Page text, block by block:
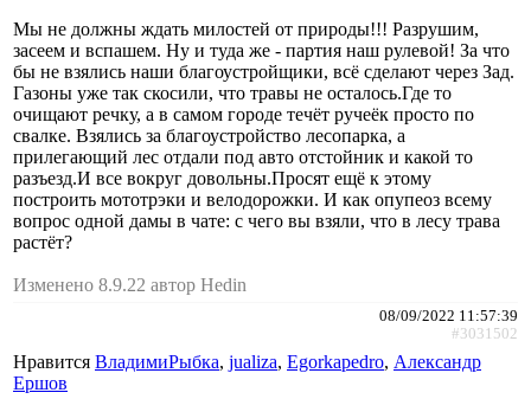
Мы не должны ждать милостей от природы!!! Разрушим,
засеем и вспашем. Ну и туда же - партия наш рулевой! За что
бы не взялись наши благоустройщики, всё сделают через Зад.
Газоны уже так скосили, что травы не осталось.Где то
очищают речку, а в самом городе течёт ручеёк просто по
свалке. Взялись за благоустройство лесопарка, а
прилегающий лес отдали под авто отстойник и какой то
разъезд.И все вокруг довольны.Просят ещё к этому
построить мототрэки и велодорожки. И как опупеоз всему
вопрос одной дамы в чате: с чего вы взяли, что в лесу трава
растёт?
Изменено 8.9.22 автор Hedin
08/09/2022 11:57:39
#3031502
Нравится ВладимиРыбка, jualiza, Egorkapedro, Александр
Ершов